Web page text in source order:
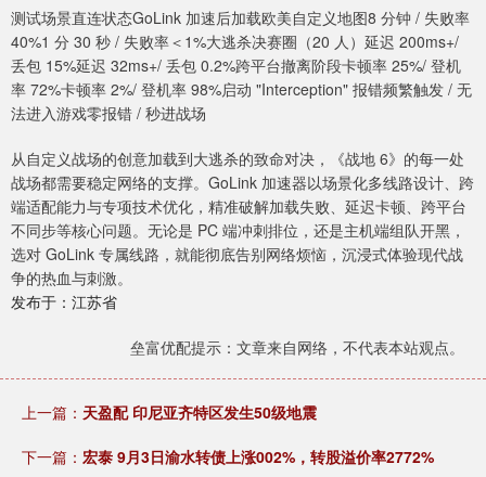
测试场景直连状态GoLink 加速后加载欧美自定义地图8 分钟 / 失败率
40%1 分 30 秒 / 失败率＜1%大逃杀决赛圈（20 人）延迟 200ms+/
丢包 15%延迟 32ms+/ 丢包 0.2%跨平台撤离阶段卡顿率 25%/ 登机
率 72%卡顿率 2%/ 登机率 98%启动 "Interception" 报错频繁触发 / 无
法进入游戏零报错 / 秒进战场
从自定义战场的创意加载到大逃杀的致命对决，《战地 6》的每一处
战场都需要稳定网络的支撑。GoLink 加速器以场景化多线路设计、跨
端适配能力与专项技术优化，精准破解加载失败、延迟卡顿、跨平台
不同步等核心问题。无论是 PC 端冲刺排位，还是主机端组队开黑，
选对 GoLink 专属线路，就能彻底告别网络烦恼，沉浸式体验现代战
争的热血与刺激。
发布于：江苏省
垒富优配提示：文章来自网络，不代表本站观点。
上一篇： 天盈配 印尼亚齐特区发生50级地震
下一篇： 宏泰 9月3日渝水转债上涨002%，转股溢价率2772%